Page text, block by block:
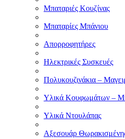
Μπαταριές Κουζίνας
Μπαταρίες Μπάνιου
Απορροφητήρες
Ηλεκτρικές Συσκευές
Πολυκουζινάκια –
Υλικά Κουφωμάτων –
Υλικά Ντουλάπας
Αξεσουάρ